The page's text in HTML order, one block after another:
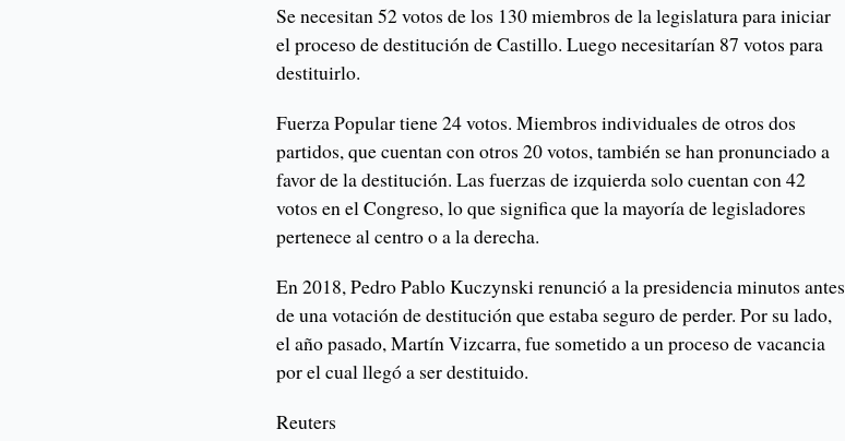
Se necesitan 52 votos de los 130 miembros de la legislatura para iniciar
el proceso de destitución de Castillo. Luego necesitarían 87 votos para
destituirlo.
Fuerza Popular tiene 24 votos. Miembros individuales de otros dos
partidos, que cuentan con otros 20 votos, también se han pronunciado a
favor de la destitución. Las fuerzas de izquierda solo cuentan con 42
votos en el Congreso, lo que significa que la mayoría de legisladores
pertenece al centro o a la derecha.
En 2018, Pedro Pablo Kuczynski renunció a la presidencia minutos antes
de una votación de destitución que estaba seguro de perder. Por su lado,
el año pasado, Martín Vizcarra, fue sometido a un proceso de vacancia
por el cual llegó a ser destituido.
Reuters